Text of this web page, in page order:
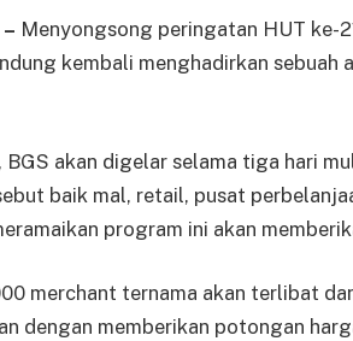
Menyongsong peringatan HUT ke-
kembali menghadirkan
BGS akan digelar selama tiga hari
baik mal, retail, pusat
program ini akan
merchant ternama akan terlibat
dengan memberikan potongan